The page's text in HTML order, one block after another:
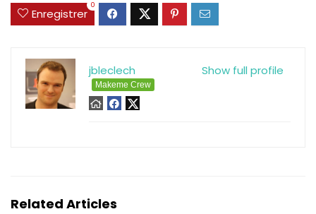
Enregistrer
0
Show full profile
jbleclech
Makeme Crew
Related Articles